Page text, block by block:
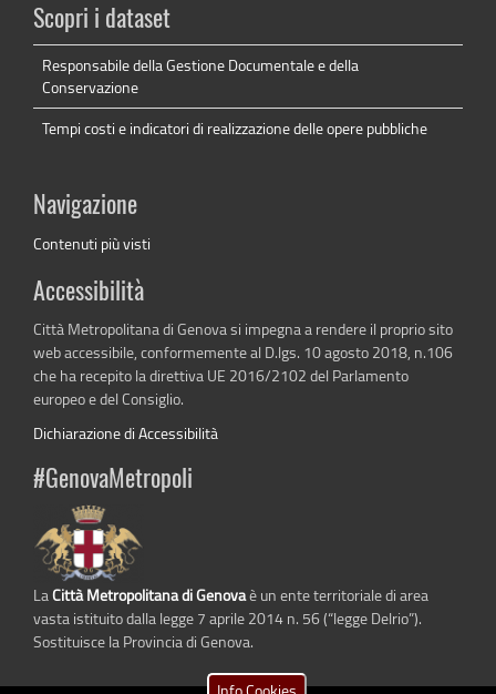
Scopri i dataset
Responsabile della Gestione Documentale e della
Conservazione
Tempi costi e indicatori di realizzazione delle opere pubbliche
Navigazione
Contenuti più visti
Accessibilità
Città Metropolitana di Genova si impegna a rendere il proprio sito
web accessibile, conformemente al D.lgs. 10 agosto 2018, n.106
che ha recepito la direttiva UE 2016/2102 del Parlamento
europeo e del Consiglio.
Dichiarazione di Accessibilità
#GenovaMetropoli
LaCittà Metropolitana di Genovaè un ente territoriale di area
vasta istituito dalla legge 7 aprile 2014 n. 56 (“legge Delrio”).
Sostituisce la Provincia di Genova.